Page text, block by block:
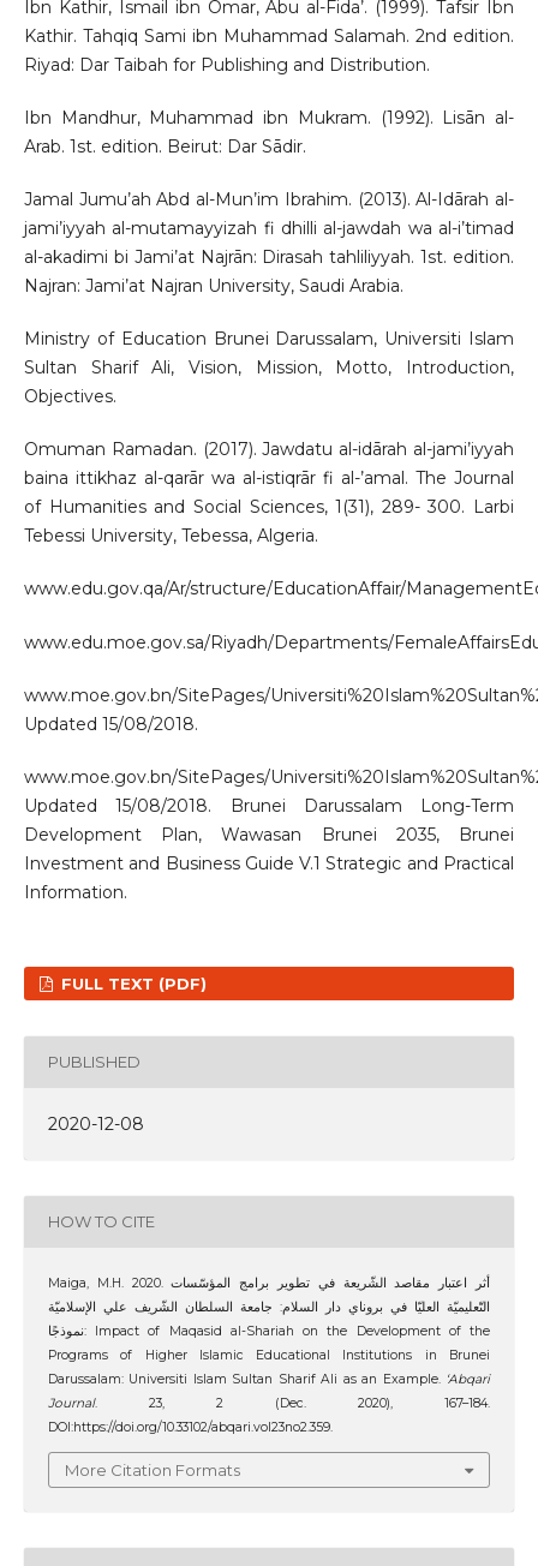
Ibn Kathir, Ismail ibn Omar, Abu al-Fida’. (1999). Tafsir Ibn
Kathir. Tahqiq Sami ibn Muhammad Salamah. 2nd edition.
Riyad: Dar Taibah for Publishing and Distribution.
Ibn Mandhur, Muhammad ibn Mukram. (1992). Lisān al-
Arab. 1st. edition. Beirut: Dar Sādir.
Jamal Jumu’ah Abd al-Mun’im Ibrahim. (2013). Al-Idārah al-
jami’iyyah al-mutamayyizah fi dhilli al-jawdah wa al-i’timad
al-akadimi bi Jami’at Najrān: Dirasah tahliliyyah. 1st. edition.
Najran: Jami’at Najran University, Saudi Arabia.
Ministry of Education Brunei Darussalam, Universiti Islam
Sultan Sharif Ali, Vision, Mission, Motto, Introduction,
Objectives.
Omuman Ramadan. (2017). Jawdatu al-idārah al-jami’iyyah
baina ittikhaz al-qarār wa al-istiqrār fi al-’amal. The Journal
of Humanities and Social Sciences, 1(31), 289- 300. Larbi
Tebessi University, Tebessa, Algeria.
www.edu.gov.qa/Ar/structure/EducationAffair/
www.edu.moe.gov.sa/Riyadh/Departments/
www.moe.gov.bn/SitePages/
Updated 15/08/2018.
www.moe.gov.bn/SitePages/
Updated 15/08/2018. Brunei Darussalam Long-Term
Development Plan, Wawasan Brunei 2035, Brunei
Investment and Business Guide V.1 Strategic and Practical
Information.
FULL TEXT (PDF)
PUBLISHED
2020-12-08
HOW TO CITE
Maiga, M.H. 2020. أثر اعتبار مقاصد الشّريعة في تطوير برامج المؤسّسات
التّعليميّة العليّا في بروناي دار السلام: جامعة السلطان الشّريف علي الإسلاميّة
نموذجًا: Impact of Maqasid al-Shariah on the Development of the
Programs of Higher Islamic Educational Institutions in Brunei
Darussalam: Universiti Islam Sultan Sharif Ali as an Example.
‘Abqari
Journal. 23, 2 (Dec. 2020), 167–184.
DOI:https://doi.org/10.33102/abqari.vol23no2.359.
More Citation Formats